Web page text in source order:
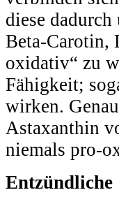
diese
Beta-Carotin,
oxidativ“ zu
Fähigkeit;
wirken.
Astaxanthin
niemals pro-